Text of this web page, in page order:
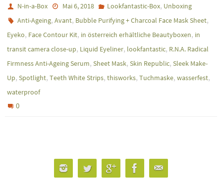
N-in-a-Box Mai 6, 2018 Lookfantastic-Box, Unboxing
Anti-Ageing,Avant, Bubble Purifying + Charcoal Face Mask Sheet,
Eyeko, Face Contour Kit, in österreich erhältliche Beautyboxen, in
transit camera close-up, Liquid Eyeliner, lookfantastic, R.N.A. Radical
Firmness Anti-Ageing Serum, Sheet Mask, Skin Republic, Sleek Make-
Up, Spotlight, Teeth White Strips, thisworks, Tuchmaske, wasserfest,
waterproof
0